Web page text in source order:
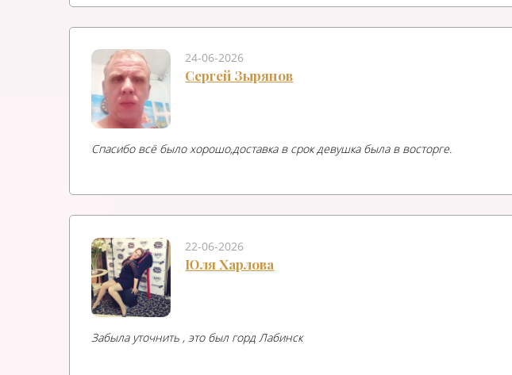
24-06-2026
Сергей Зырянов
Спасибо всё было хорошо,доставка в срок девушка была в восторге.
22-06-2026
Юля Харлова
Забыла уточнить , это был горд Лабинск